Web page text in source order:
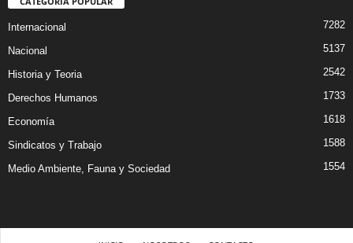
Internacional 7282
Nacional 5137
Historia y Teoria 2542
Derechos Humanos 1733
Economía 1618
Sindicatos y Trabajo 1588
Medio Ambiente, Fauna y Sociedad 1554